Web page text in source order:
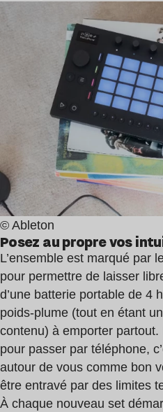
© Ableton
Posez au propre vos
L’ensemble est marqué par
pour permettre de laisser
d’une batterie portable de 4
poids-plume (tout en étant
contenu) à emporter
pour passer par téléphone,
autour de vous comme bon
être entravé par des limites
À chaque nouveau set